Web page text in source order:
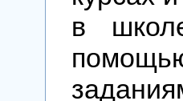
в